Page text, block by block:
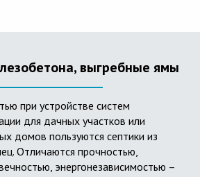
выгребные ямы
при устройстве систем
для дачных участков или
домов пользуются септики из
Отличаются прочностью,
энергонезависимостью –